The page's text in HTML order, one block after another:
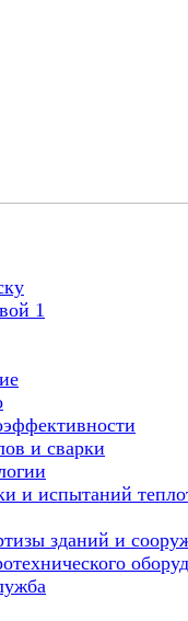
и сварки
и испытаний
зданий и